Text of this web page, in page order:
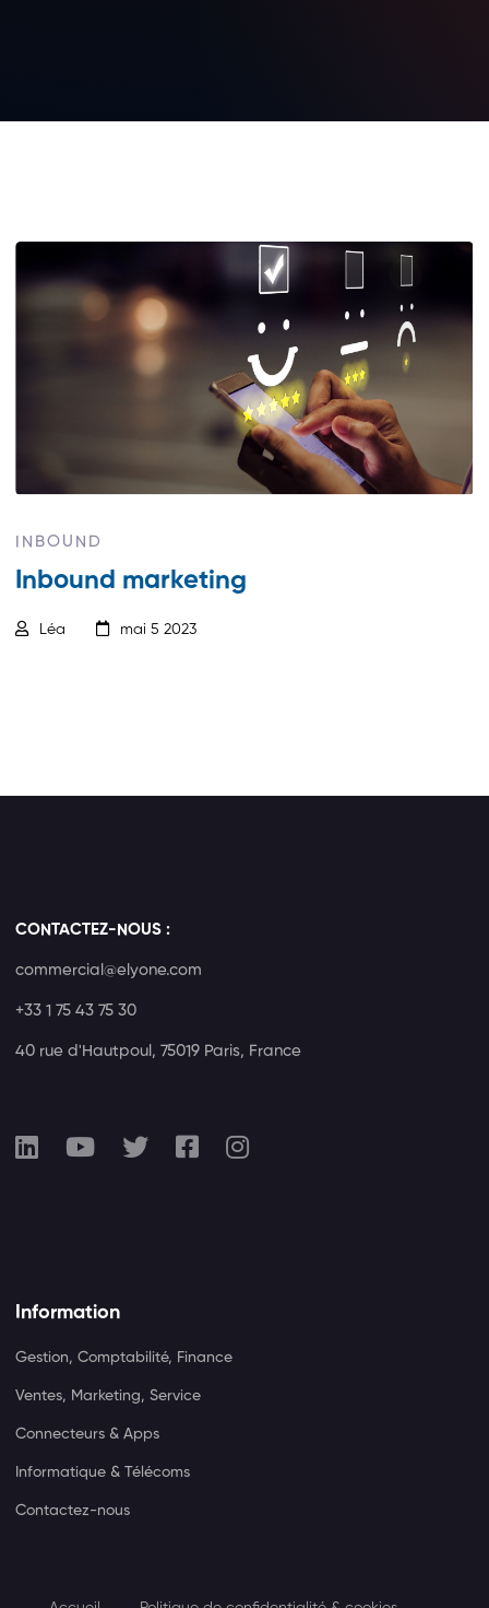
INBOUND
Inbound marketing
Léa mai 5 2023
CONTACTEZ-NOUS :
commercial@elyone.com
+33 1 75 43 75 30
40 rue d'Hautpoul, 75019 Paris, France
Information
Gestion, Comptabilité, Finance
Ventes, Marketing, Service
Connecteurs & Apps
Informatique & Télécoms
Contactez-nous